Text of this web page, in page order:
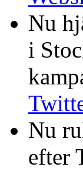
Nu
i
Nu
efter